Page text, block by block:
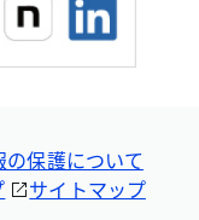
の保護について
サイトマップ